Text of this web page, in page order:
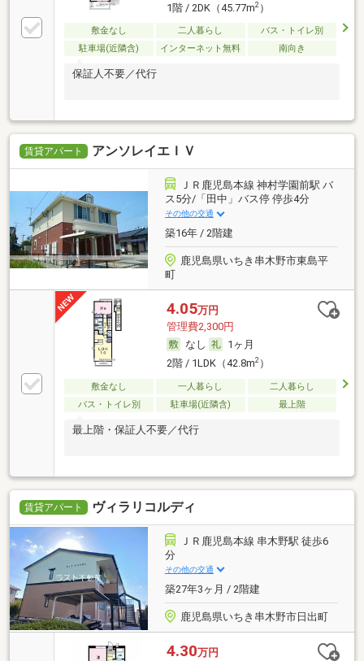
1階 / 2DK（45.77m2）
敷金なし 二人暮らし
バス・トイレ別
駐車場(近隣含)
インターネット無料 南向き
保証人不要／代行
賃貸アパート アンソレイエＩＶ
ＪＲ鹿児島本線 神村学園前駅 バ
ス5分/「田中」バス停 停歩4分
その他の交通
築16年 / 2階建
鹿児島県いちき串木野市東島平
町
4.05万円
管理費2,300円
なし
1ヶ月
2階 / 1LDK（42.8m2）
敷金なし 一人暮らし
二人暮らし
バス・トイレ別
駐車場(近隣含) 最上階
最上階・保証人不要／代行
賃貸アパート ヴィラリコルディ
ＪＲ鹿児島本線 串木野駅 徒歩6
分
その他の交通
築27年3ヶ月 / 2階建
鹿児島県いちき串木野市日出町
4.30万円